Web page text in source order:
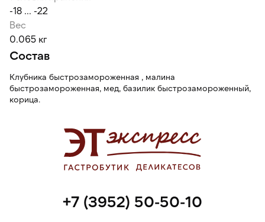
-18 ... -22
Вес
0.065 кг
Состав
Клубника быстрозамороженная , малина
быстрозамороженная, мед, базилик быстрозамороженный,
корица.
+7 (3952) 50-50-10